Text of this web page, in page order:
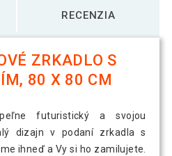
RECENZIA
ZRKADLO S
80 X 80 CM
futuristický a svojou
dizajn v podaní zrkadla s
ihneď a Vy si ho zamilujete.